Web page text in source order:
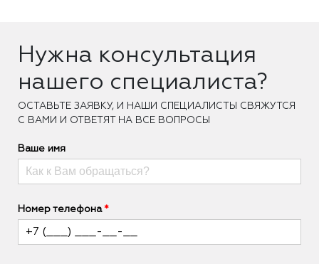
Нужна консультация
нашего специалиста?
ОCТАВЬТЕ ЗАЯВКУ, И НАШИ СПЕЦИАЛИСТЫ СВЯЖУТСЯ
С ВАМИ И ОТВЕТЯТ НА ВСЕ ВОПРОСЫ
Ваше имя
Номер телефона